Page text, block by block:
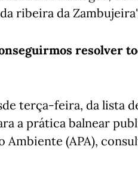
ribeira da
resolver
terça-feira, da lista
a prática balnear
(APA),